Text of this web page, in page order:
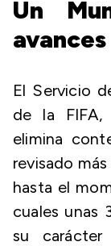
Un
avances
El Servicio
de la
elimina
revisado
hasta el
cuales unas
su